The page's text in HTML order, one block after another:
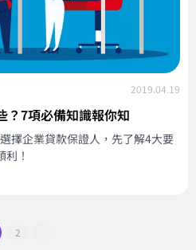
2019.04.19
？7項必備知識報你知
擇企業貸款保證人，先了解4大要
！
2